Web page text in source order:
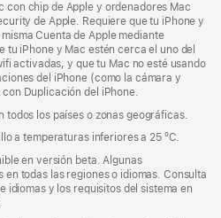
con chip de Apple y ordenadores Mac
de Apple. Requiere que tu iPhone y
Cuenta de Apple mediante
iPhone y Mac estén cerca el uno del
activadas, y que tu Mac no esté usando
del iPhone (como la cámara y
Duplicación del iPhone.
todos los países o zonas geográficas.
a temperaturas inferiores a 25 ºC.
en versión beta. Algunas
todas las regiones o idiomas. Consulta
idiomas y los requisitos del sistema en